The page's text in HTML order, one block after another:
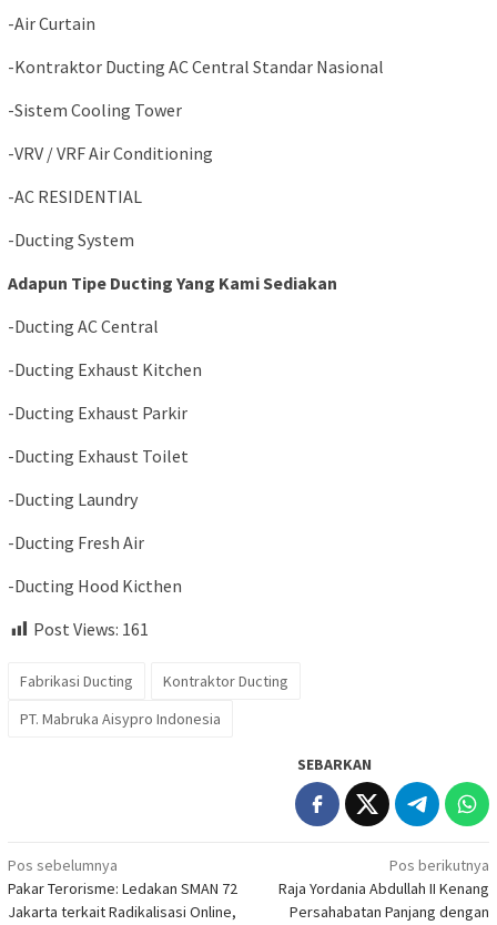
-Air Curtain
-Kontraktor Ducting AC Central Standar Nasional
-Sistem Cooling Tower
-VRV / VRF Air Conditioning
-AC RESIDENTIAL
-Ducting System
Adapun Tipe Ducting Yang Kami Sediakan
-Ducting AC Central
-Ducting Exhaust Kitchen
-Ducting Exhaust Parkir
-Ducting Exhaust Toilet
-Ducting Laundry
-Ducting Fresh Air
-Ducting Hood Kicthen
Post Views: 161
Fabrikasi Ducting
Kontraktor Ducting
PT. Mabruka Aisypro Indonesia
SEBARKAN
Navigasi
pos
Pos sebelumnya
Pakar Terorisme: Ledakan SMAN 72
Jakarta terkait Radikalisasi Online,
Pos berikutnya
Raja Yordania Abdullah II Kenang
Persahabatan Panjang dengan